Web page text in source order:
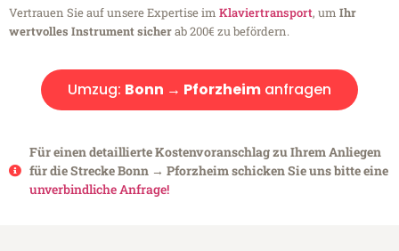
Vertrauen Sie auf unsere Expertise im Klaviertransport, um Ihr
wertvolles Instrument sicherab 200€ zu befördern.
Umzug: Bonn → Pforzheim anfragen
Für einen detaillierte Kostenvoranschlag zu Ihrem Anliegen
für die Strecke Bonn → Pforzheim schicken Sie uns bitte eine
unverbindliche Anfrage!